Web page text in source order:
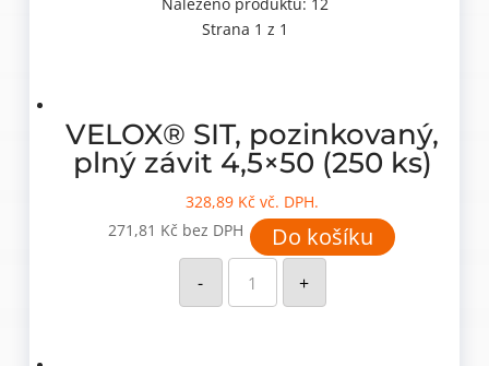
Strana 1 z 1
VELOX® SIT, pozinkovaný,
plný závit 4,5×50 (250 ks)
328,89 Kč vč. DPH.
271,81 Kč bez DPH Do košíku
-
VELOX®
SIT,
pozinkovaný,
plný
+